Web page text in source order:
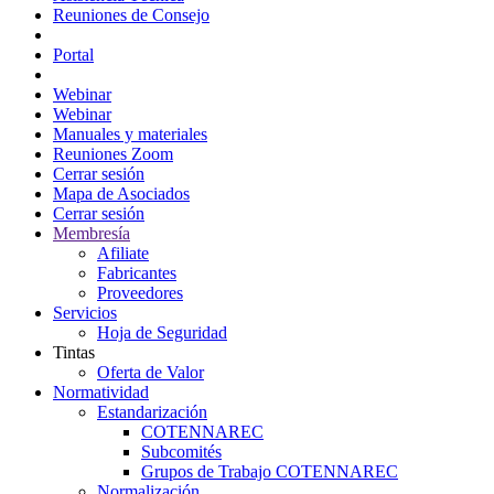
Reuniones de Consejo
Portal
Webinar
Webinar
Manuales y materiales
Reuniones Zoom
Cerrar sesión
Mapa de Asociados
Cerrar sesión
Membresía
Afiliate
Fabricantes
Proveedores
Servicios
Hoja de Seguridad
Tintas
Oferta de Valor
Normatividad
Estandarización
COTENNAREC
Subcomités
Grupos de Trabajo COTENNAREC